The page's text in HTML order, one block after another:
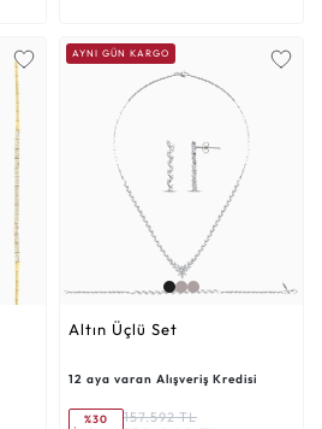
AYNI GÜN KARGO
Altın Üçlü Set
12 aya varan Alışveriş Kredisi
%30 157.592 TL